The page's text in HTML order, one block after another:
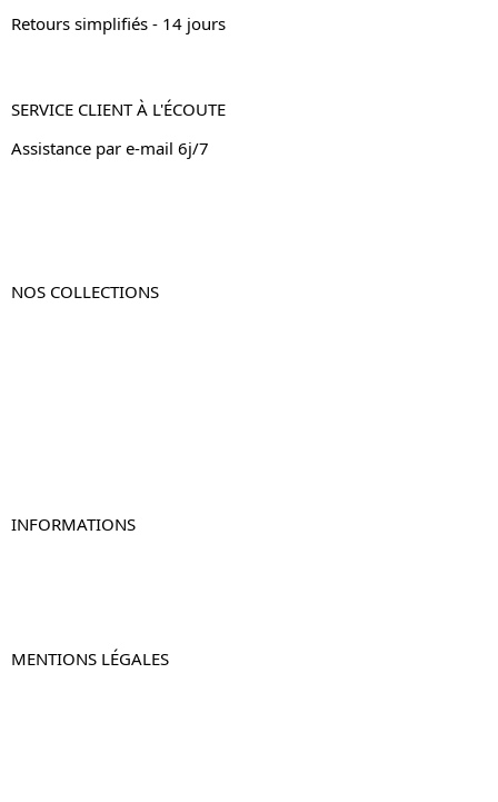
Retours simplifiés - 14 jours
SERVICE CLIENT À L'ÉCOUTE
Assistance par e-mail 6j/7
NOS COLLECTIONS
INFORMATIONS
MENTIONS LÉGALES